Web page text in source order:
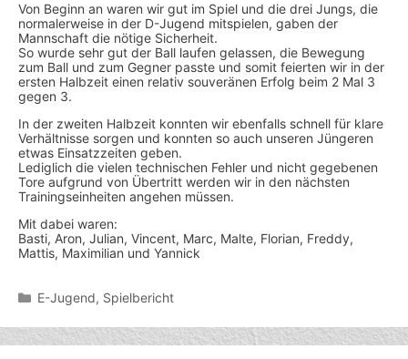
Von Beginn an waren wir gut im Spiel und die drei Jungs, die
normalerweise in der D-Jugend mitspielen, gaben der
Mannschaft die nötige Sicherheit.
So wurde sehr gut der Ball laufen gelassen, die Bewegung
zum Ball und zum Gegner passte und somit feierten wir in der
ersten Halbzeit einen relativ souveränen Erfolg beim 2 Mal 3
gegen 3.
In der zweiten Halbzeit konnten wir ebenfalls schnell für klare
Verhältnisse sorgen und konnten so auch unseren Jüngeren
etwas Einsatzzeiten geben.
Lediglich die vielen technischen Fehler und nicht gegebenen
Tore aufgrund von Übertritt werden wir in den nächsten
Trainingseinheiten angehen müssen.
Mit dabei waren:
Basti, Aron, Julian, Vincent, Marc, Malte, Florian, Freddy,
Mattis, Maximilian und Yannick
Kategorien
E-Jugend, Spielbericht